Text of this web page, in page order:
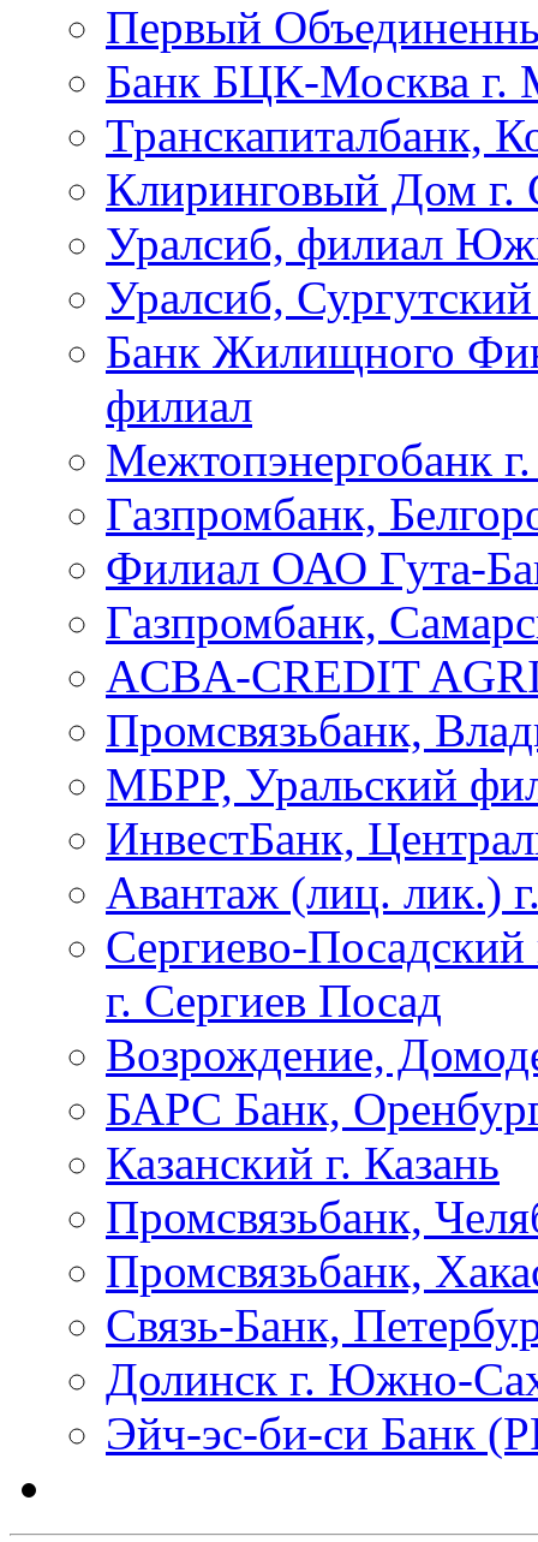
Первый
Банк БЦК-Москва г.
Транскапиталбанк,
Клиринговый Дом г.
Уралсиб, филиал
Уралсиб,
Банк Жилищного
филиал
Межтопэнергобанк
Газпромбанк,
Филиал ОАО Гута-
Газпромбанк,
ACBA-CREDIT
Промсвязьбанк,
МБРР, Уральский
ИнвестБанк,
Авантаж (лиц. лик.)
Сергиево-
г. Сергиев Посад
Возрождение,
БАРС Банк,
Казанский г. Казань
Промсвязьбанк,
Промсвязьбанк,
Связь-Банк,
Долинск г. Южно-
Эйч-эс-би-си Банк